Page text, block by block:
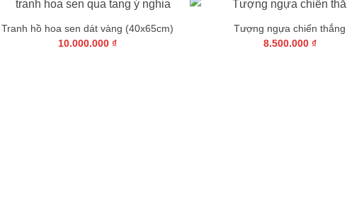
mẫu đơn (27x34cm)